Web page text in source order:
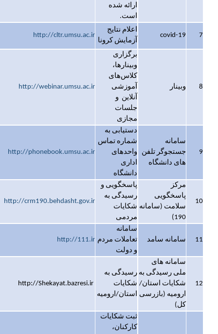
ارائه شده
است.
7
covid-19
اعلام نتایج
آزمایش کرونا
http://cltr.umsu.ac.ir
8 وبینار
برگزاری
وبینارها،
کلاس‌های
آموزشی
آنلاین و
جلسات
مجازی
http://webinar.umsu.ac.ir
9
سامانه
جستجوگر تلفن
های دانشگاه
دستیابی به
شماره‌ تماس
واحدهای
اداری
دانشگاه
http://phonebook.umsu.ac.ir
10
مرکز
پاسخگویی
سلامت (سامانه
190)
پاسخگویی و
رسیدگی به
شکایات
مردمی
http://crm190.behdasht.gov.ir
11 سامانه سامد
سامانه
تعاملات مردم
و دولت
http://111.ir
12
سامانه های
ملی رسیدگی به
شکایات استان/
ارومیه (بازرسی
کل)
رسیدگی به
شکایات
استان/ارومیه
http://Shekayat.bazresi.ir
ثبت شکایات
کارکنان،